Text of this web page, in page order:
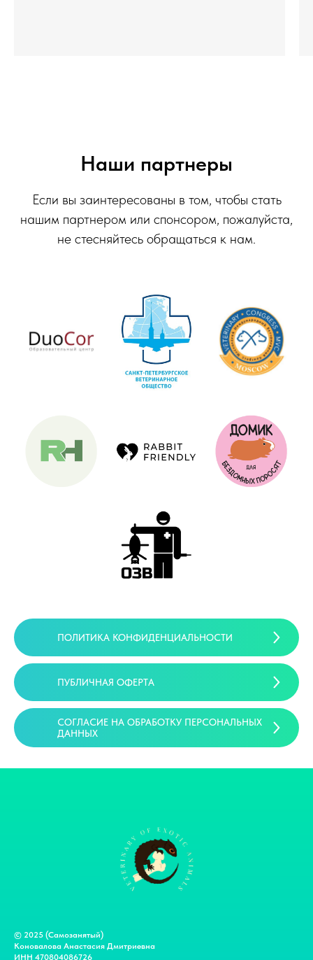
Наши партнеры
Если вы заинтересованы в том, чтобы стать
нашим партнером или спонсором, пожалуйста,
не стесняйтесь обращаться к нам.
ПОЛИТИКА КОНФИДЕНЦИАЛЬНОСТИ
ПУБЛИЧНАЯ ОФЕРТА
СОГЛАСИЕ НА ОБРАБОТКУ ПЕРСОНАЛЬНЫХ
ДАННЫХ
© 2025 (Самозанятый)
Коновалова Анастасия Дмитриевна
ИНН 470804086726